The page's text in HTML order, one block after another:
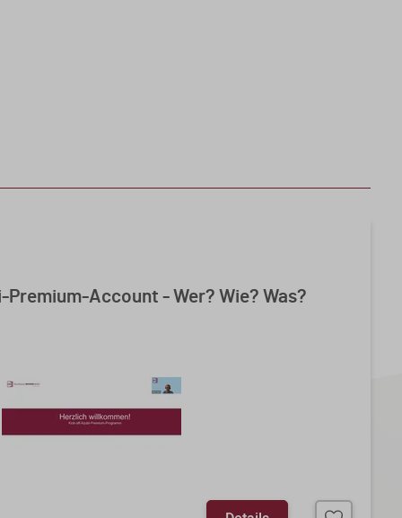
Premium-Account - Wer? Wie? Was?